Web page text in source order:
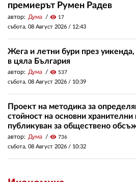
премиерът Румен Радев
автор: Дума visibility 17
събота, 08 Август 2026 / 12:43
Жега и летни бури през
в цяла България
автор: Дума visibility 537
събота, 08 Август 2026 / 10:39
Проект на методика за
стойност на основни хранителни
публикуван за обществено
автор: Дума visibility 736
събота, 08 Август 2026 / 10:32